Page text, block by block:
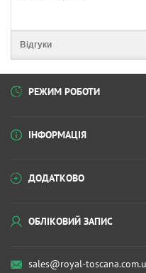
Відгуки
РЕЖИМ РОБОТИ
ІНФОРМАЦІЯ
ДОДАТКОВО
ОБЛІКОВИЙ ЗАПИС
sales@royal-